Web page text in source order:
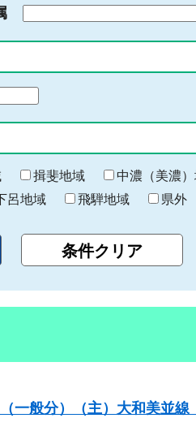
揖斐地域 中濃（美濃
呂地域 飛騨地域 県外
一般分）（主）大和美並